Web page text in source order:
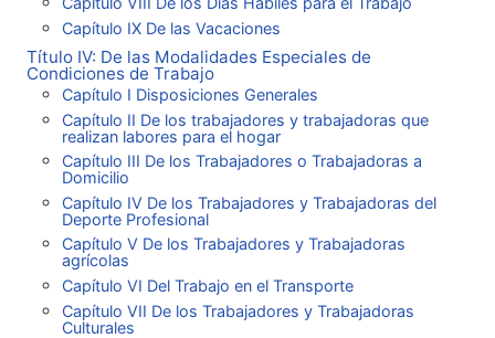
Capítulo IX De las Vacaciones
Título IV: De las Modalidades Especiales de
Condiciones de Trabajo
Capítulo I Disposiciones Generales
Capítulo II De los trabajadores y trabajadoras que
realizan labores para el hogar
Capítulo III De los Trabajadores o Trabajadoras a
Domicilio
Capítulo IV De los Trabajadores y Trabajadoras del
Deporte Profesional
Capítulo V De los Trabajadores y Trabajadoras
agrícolas
Capítulo VI Del Trabajo en el Transporte
Capítulo VII De los Trabajadores y Trabajadoras
Culturales